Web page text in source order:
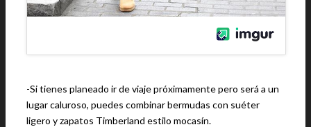
-Si tienes planeado ir de viaje próximamente pero será a un
lugar caluroso, puedes combinar bermudas con suéter
ligero y zapatos Timberland estilo mocasín.